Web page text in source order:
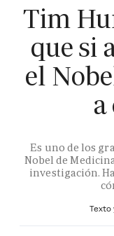
Tim
que si
el
Es uno de los
Nobel de
investigación.
Texto